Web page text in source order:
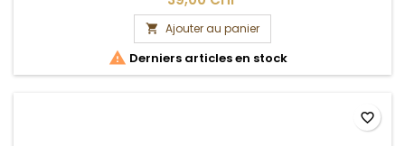
 Ajouter au panier
 Derniers articles en stock
favorite_border